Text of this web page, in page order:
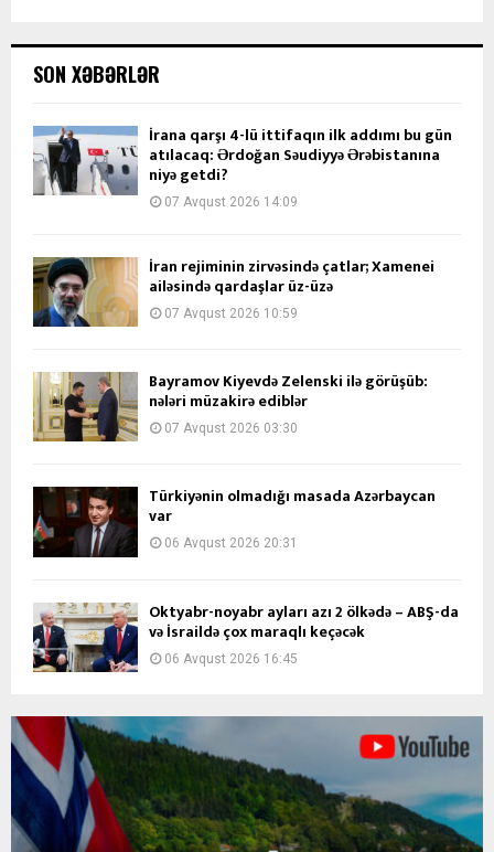
SON XƏBƏRLƏR
İrana qarşı 4-lü ittifaqın ilk addımı bu gün
atılacaq: Ərdoğan Səudiyyə Ərəbistanına
niyə getdi?
07 Avqust 2026 14:09
İran rejiminin zirvəsində çatlar; Xamenei
ailəsində qardaşlar üz-üzə
07 Avqust 2026 10:59
Bayramov Kiyevdə Zelenski ilə görüşüb:
nələri müzakirə ediblər
07 Avqust 2026 03:30
Türkiyənin olmadığı masada Azərbaycan
var
06 Avqust 2026 20:31
Oktyabr-noyabr ayları azı 2 ölkədə – ABŞ-da
və İsraildə çox maraqlı keçəcək
06 Avqust 2026 16:45